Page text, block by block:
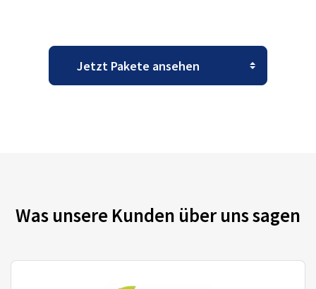
Was unsere Kunden über uns sagen